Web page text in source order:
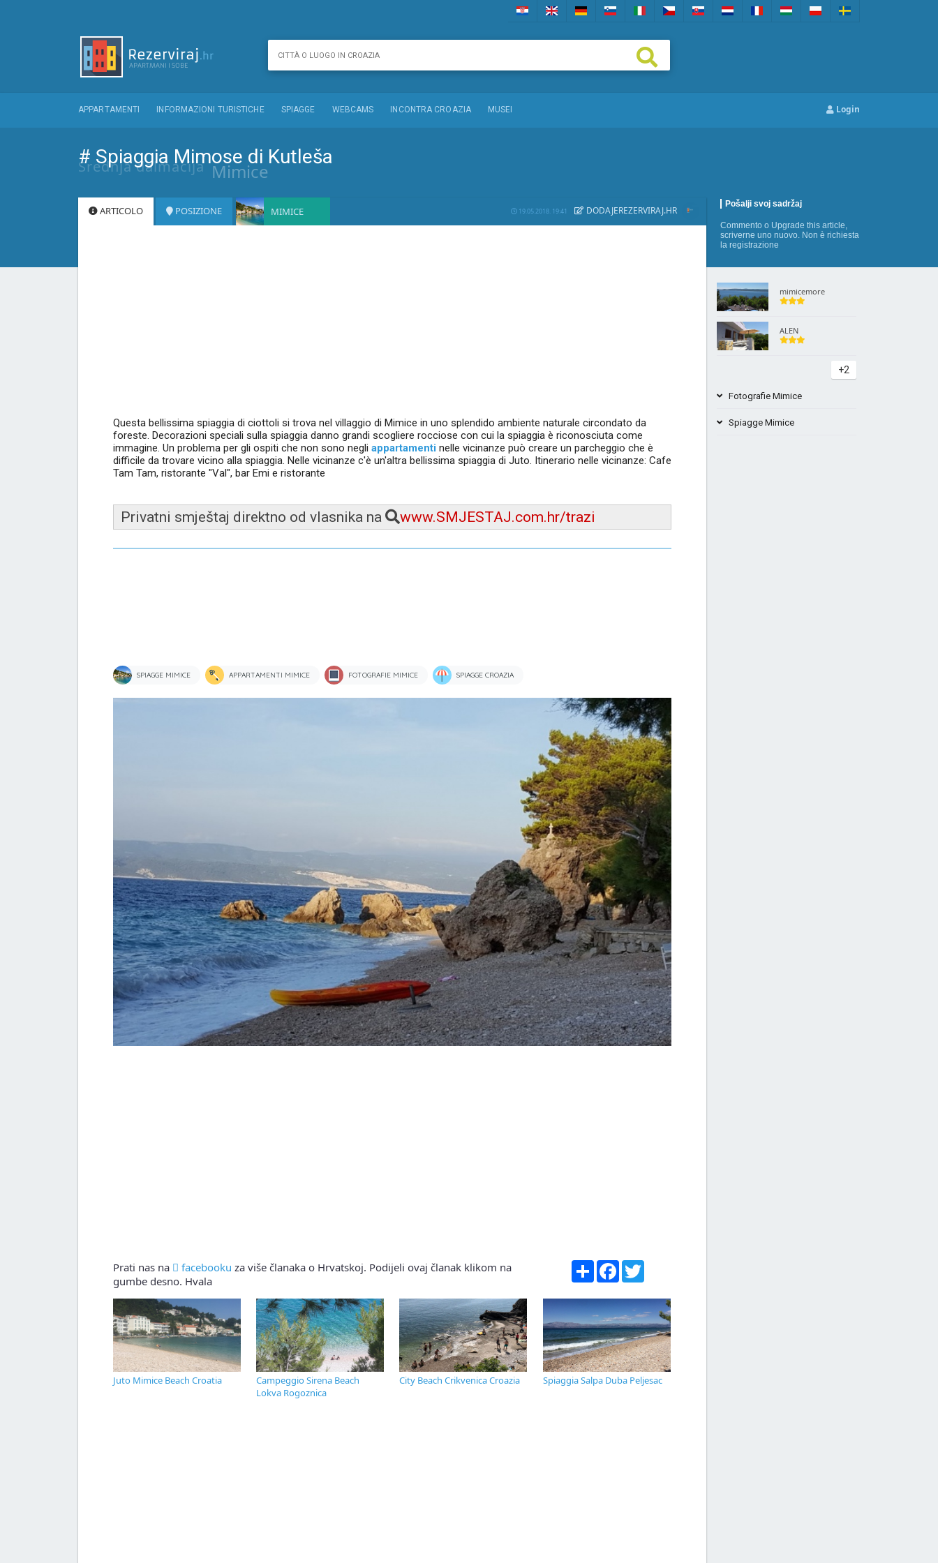
APPARTAMENTI INFORMAZIONI TURISTICHE SPIAGGE WEBCAMS INCONTRA CROAZIA MUSEI Login
# Spiaggia Mimose di Kutleša
Srednja dalmacija Mimice
Pošalji svoj sadržaj
Commento o Upgrade this article,
scriverne uno nuovo. Non è richiesta
la registrazione
ARTICOLO POSIZIONE MIMICE 19.05.2018. 19:41 DODAJEREZERVIRAJ.HR
Questa bellissima spiaggia di ciottoli si trova nel villaggio di Mimice in uno splendido ambiente naturale circondato da
foreste. Decorazioni speciali sulla spiaggia danno grandi scogliere rocciose con cui la spiaggia è riconosciuta come
immagine. Un problema per gli ospiti che non sono negli appartamenti nelle vicinanze può creare un parcheggio che è
difficile da trovare vicino alla spiaggia. Nelle vicinanze c'è un'altra bellissima spiaggia di Juto. Itinerario nelle vicinanze: Cafe
Tam Tam, ristorante "Val", bar Emi e ristorante
Privatni smještaj direktno od vlasnika na www.SMJESTAJ.com.hr/trazi
SPIAGGE MIMICE APPARTAMENTI MIMICE FOTOGRAFIE MIMICE SPIAGGE CROAZIA
Prati nas na facebooku za više članaka o Hrvatskoj. Podijeli ovaj članak klikom na
gumbe desno. Hvala
Share Facebook
Juto Mimice Beach Croatia
Campeggio Sirena Beach
Lokva Rogoznica
City Beach Crikvenica Croazia Spiaggia Salpa Duba Peljesac
mimicemore
ALEN
+2
Fotografie Mimice
Spiagge Mimice